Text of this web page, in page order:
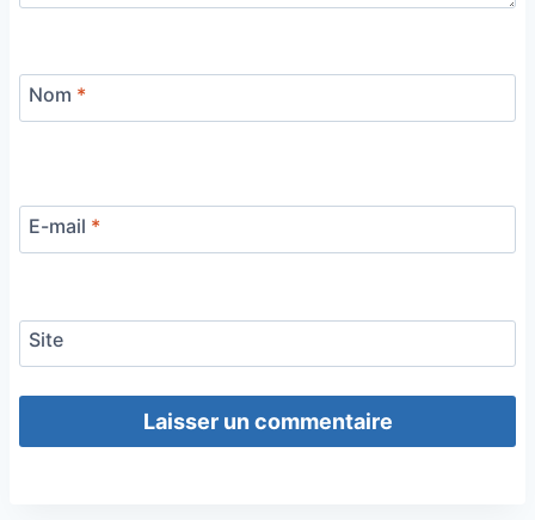
Nom *
E-mail *
Site